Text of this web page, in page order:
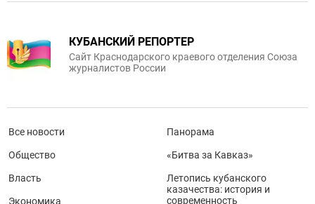
КУБАНСКИЙ РЕПОРТЕР
Сайт Краснодарского краевого отделения Союза
журналистов России
Все новости
Общество
Власть
Экономика
Панорама
«Битва за Кавказ»
Летопись кубанского
казачества: история и
современность